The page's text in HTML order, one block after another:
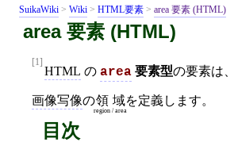
SuikaWiki > Wiki > HTML要素 > area 要素 (HTML)
area 要素 (HTML)
[1]
HTML の area 要素型の要素は、
画像写像の領域
region / area
を定義します。
目次